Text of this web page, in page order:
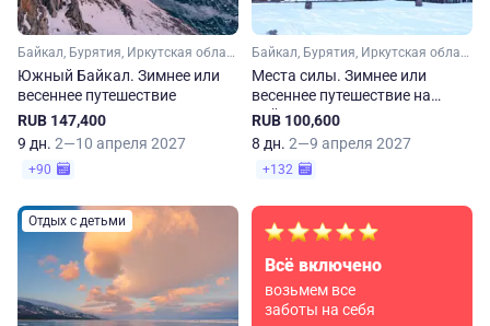
Байкал, Бурятия, Иркутская область
Южный Байкал. Зимнее или
весеннее путешествие
RUB 147,400
9 дн. 2—10 апреля 2027
+90
Байкал, Бурятия, Иркутская область
Места силы. Зимнее или
весеннее путешествие на
Байкал
RUB 100,600
8 дн. 2—9 апреля 2027
+132
Отдых с детьми
Всё включено
возьмем все
заботы на себя